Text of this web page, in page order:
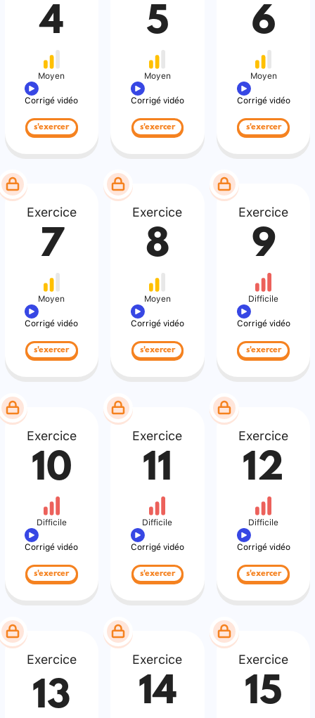
4
Moyen
Corrigé vidéo
s'exercer
5
Moyen
Corrigé vidéo
s'exercer
6
Moyen
Corrigé vidéo
s'exercer
Exercice
7
Moyen
Corrigé vidéo
s'exercer
Exercice
8
Moyen
Corrigé vidéo
s'exercer
Exercice
9
Difficile
Corrigé vidéo
s'exercer
Exercice
10
Difficile
Corrigé vidéo
s'exercer
Exercice
11
Difficile
Corrigé vidéo
s'exercer
Exercice
12
Difficile
Corrigé vidéo
s'exercer
Exercice
13
Exercice
14
Exercice
15